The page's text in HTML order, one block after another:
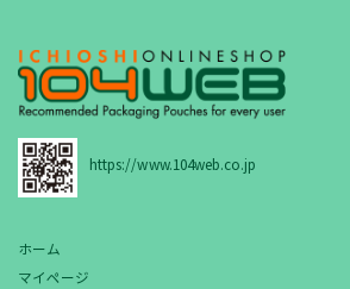
https://www.104web.co.jp
ホーム
マイページ